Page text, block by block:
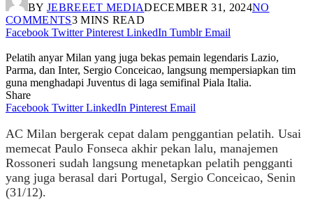
BY JEBREEET MEDIADECEMBER 31, 2024NO
COMMENTS3 MINS READ
Facebook Twitter Pinterest LinkedIn Tumblr Email
Pelatih anyar Milan yang juga bekas pemain legendaris Lazio,
Parma, dan Inter, Sergio Conceicao, langsung mempersiapkan tim
guna menghadapi Juventus di laga semifinal Piala Italia.
Share
Facebook Twitter LinkedIn Pinterest Email
AC Milan bergerak cepat dalam penggantian pelatih. Usai
memecat Paulo Fonseca akhir pekan lalu, manajemen
Rossoneri sudah langsung menetapkan pelatih pengganti
yang juga berasal dari Portugal, Sergio Conceicao, Senin
(31/12).